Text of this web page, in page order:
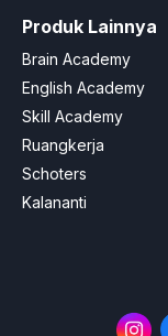
Produk Lainnya
Brain Academy
English Academy
Skill Academy
Ruangkerja
Schoters
Kalananti